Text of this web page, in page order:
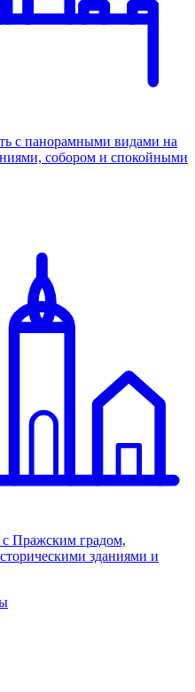
с панорамными видами на
собором и спокойными
Пражским градом,
зданиями и